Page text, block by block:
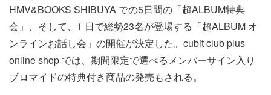
HMV&BOOKS SHIBUYA での5日間の「超ALBUM特典
会」、そして、1 日で総勢23名が登場する「超ALBUM オ
ンラインお話し会」の開催が決定した。cubit club plus
online shop では、期間限定で選べるメンバーサイン入り
ブロマイドの特典付き商品の発売もされる。